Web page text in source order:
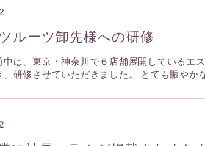
ルーツ卸先様への研修
中は、東京・神奈川で６店舗展開しているエ
、研修させていただきました。 とても賑やか